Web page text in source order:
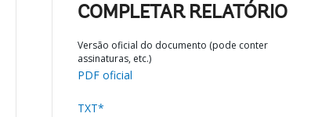
COMPLETAR RELATÓRIO
Versão oficial do documento (pode conter
assinaturas, etc.)
PDF oficial
TXT*